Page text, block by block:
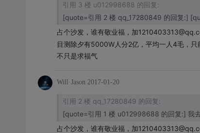
引用 3 楼 u012998688 的回复:
[quote=引用 2 楼 qq_17280849 的回复:]
占个沙发，谁有敬业福，加
目测除夕有5000W人分2亿，平均一人4毛，
不只是求福气
Will·Jason 2017-01-20
引用 2 楼 qq_17280849 的回复:
[quote=引用 1 楼 u012998688 的回复:] 我
占个沙发，谁有敬业福，加